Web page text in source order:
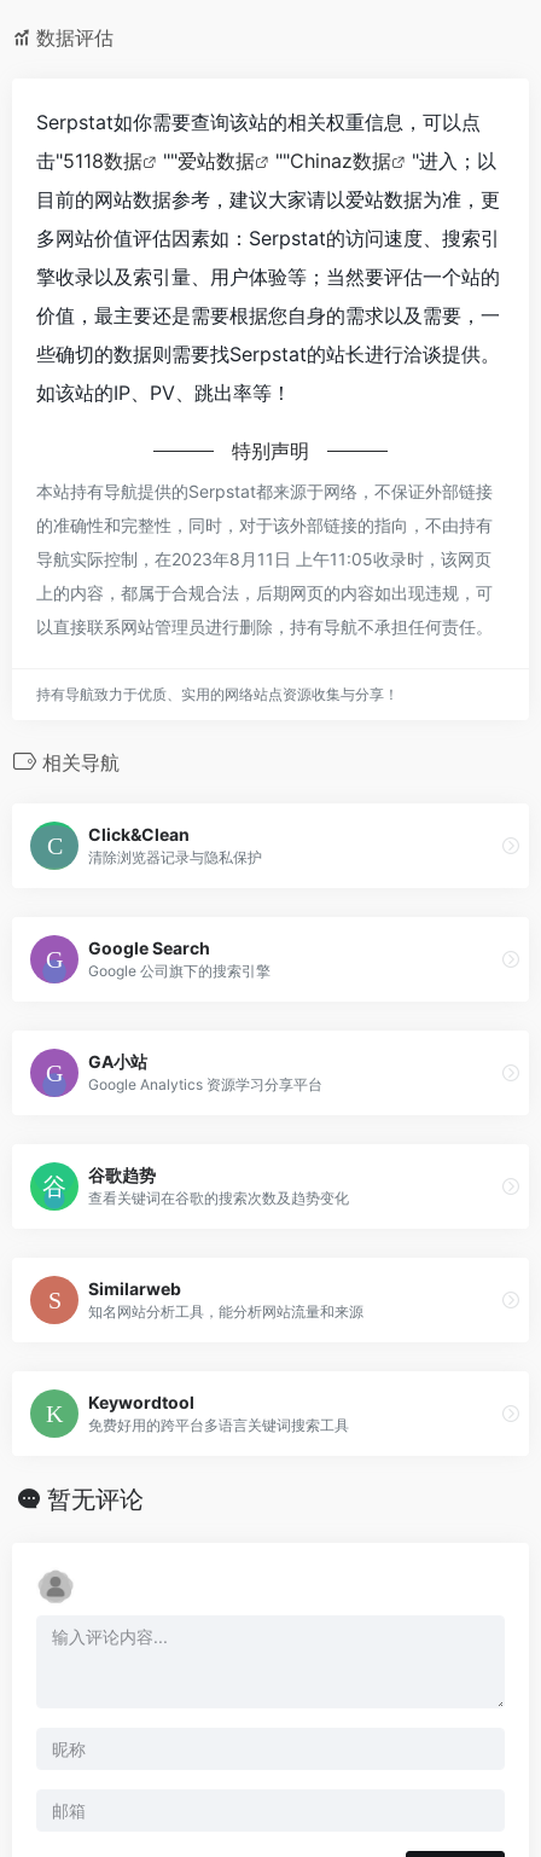
数据评估
Serpstat如你需要查询该站的相关权重信息，可以点
击"5118数据 ""爱站数据 ""Chinaz数据
"进入；以
目前的网站数据参考，建议大家请以爱站数据为准，更
多网站价值评估因素如：Serpstat的访问速度、搜索引
擎收录以及索引量、用户体验等；当然要评估一个站的
价值，最主要还是需要根据您自身的需求以及需要，一
些确切的数据则需要找Serpstat的站长进行洽谈提供。
如该站的IP、PV、跳出率等！
特别声明
本站持有导航提供的Serpstat都来源于网络，不保证外部链接
的准确性和完整性，同时，对于该外部链接的指向，不由持有
导航实际控制，在2023年8月11日 上午11:05收录时，该网页
上的内容，都属于合规合法，后期网页的内容如出现违规，可
以直接联系网站管理员进行删除，持有导航不承担任何责任。
持有导航致力于优质、实用的网络站点资源收集与分享！
相关导航
Click&Clean
清除浏览器记录与隐私保护
Google Search
Google 公司旗下的搜索引擎
GA小站
Google Analytics 资源学习分享平台
谷歌趋势
查看关键词在谷歌的搜索次数及趋势变化
Similarweb
知名网站分析工具，能分析网站流量和来源
Keywordtool
免费好用的跨平台多语言关键词搜索工具
暂无评论